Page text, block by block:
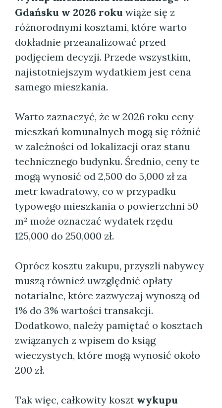
Gdańsku w 2026 roku wiąże się z
różnorodnymi kosztami, które warto
dokładnie przeanalizować przed
podjęciem decyzji. Przede wszystkim,
najistotniejszym wydatkiem jest cena
samego mieszkania.
Warto zaznaczyć, że w 2026 roku ceny
mieszkań komunalnych mogą się różnić
w zależności od lokalizacji oraz stanu
technicznego budynku. Średnio, ceny te
mogą wynosić od 2,500 do 5,000 zł za
metr kwadratowy, co w przypadku
typowego mieszkania o powierzchni 50
m² może oznaczać wydatek rzędu
125,000 do 250,000 zł.
Oprócz kosztu zakupu, przyszli nabywcy
muszą również uwzględnić opłaty
notarialne, które zazwyczaj wynoszą od
1% do 3% wartości transakcji.
Dodatkowo, należy pamiętać o kosztach
związanych z wpisem do ksiąg
wieczystych, które mogą wynosić około
200 zł.
Tak więc, całkowity koszt wykupu